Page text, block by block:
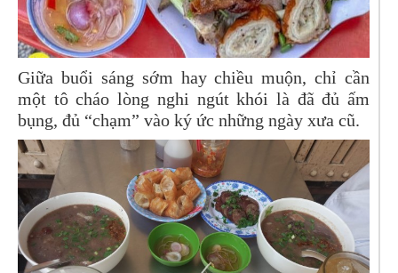
Giữa buổi sáng sớm hay chiều muộn, chỉ cần
một tô cháo lòng nghi ngút khói là đã đủ ấm
bụng, đủ “chạm” vào ký ức những ngày xưa cũ.